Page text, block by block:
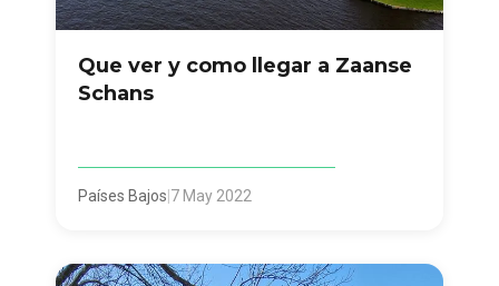
Que ver y como llegar a Zaanse
Schans
Países Bajos 7 May 2022